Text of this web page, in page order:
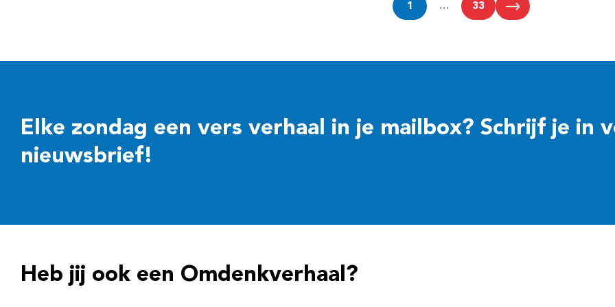
1 … 33
Elke zondag een vers verhaal in je mailbox? Schrijf je in
nieuwsbrief!
Heb jij ook een Omdenkverhaal?